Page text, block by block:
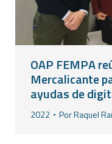
OAP FEMPA
Mercalicante
ayudas de
2022 PorRaquel